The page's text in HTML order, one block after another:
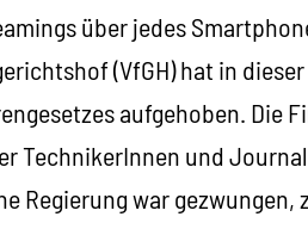
über jedes
(VfGH) hat in
aufgehoben. Die
TechnikerInnen und
Regierung war gezwungen,